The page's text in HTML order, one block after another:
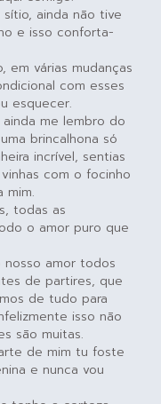
ainda não tive
e isso conforta-
em várias mudanças
com esses
esquecer.
me lembro do
brincalhona só
incrível, sentias
com o focinho
mim.
todas as
o amor puro que
amor todos
de partires, que
de tudo para
isso não
são muitas.
de mim tu foste
e nunca vou